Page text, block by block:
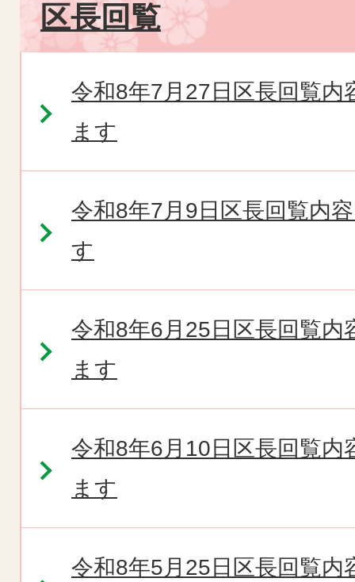
区長回覧
令和8年7月27日区長回覧
ます
令和8年7月9日区長回覧内
す
令和8年6月25日区長回覧
ます
令和8年6月10日区長回覧
ます
令和8年5月25日区長回覧